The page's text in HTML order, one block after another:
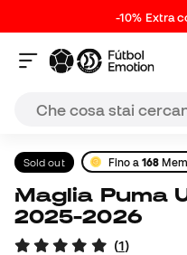
-10% Extra
Sold out Fino a168
Maglia Puma UD Ibiza Home
2025-2026
(1)